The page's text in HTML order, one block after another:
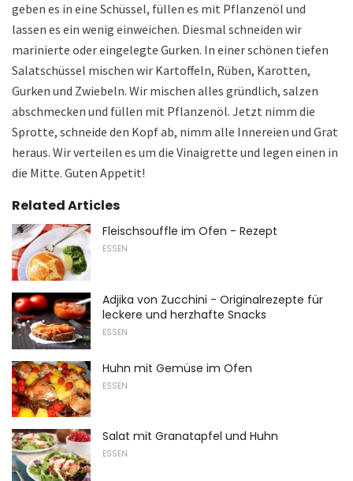
geben es in eine Schüssel, füllen es mit Pflanzenöl und
lassen es ein wenig einweichen. Diesmal schneiden wir
marinierte oder eingelegte Gurken. In einer schönen tiefen
Salatschüssel mischen wir Kartoffeln, Rüben, Karotten,
Gurken und Zwiebeln. Wir mischen alles gründlich, salzen
abschmecken und füllen mit Pflanzenöl. Jetzt nimm die
Sprotte, schneide den Kopf ab, nimm alle Innereien und Grat
heraus. Wir verteilen es um die Vinaigrette und legen einen in
die Mitte. Guten Appetit!
Related Articles
Fleischsouffle im Ofen - Rezept
ESSEN
Adjika von Zucchini - Originalrezepte für
leckere und herzhafte Snacks
ESSEN
Huhn mit Gemüse im Ofen
ESSEN
Salat mit Granatapfel und Huhn
ESSEN